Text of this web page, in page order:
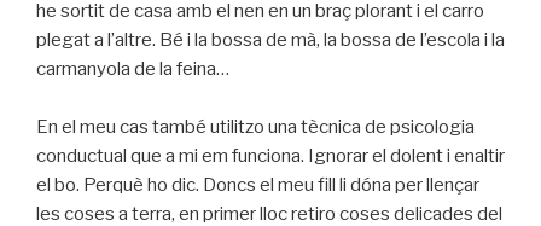
he sortit de casa amb el nen en un braç plorant i el carro
plegat a l’altre. Bé i la bossa de mà, la bossa de l’escola i la
carmanyola de la feina…
En el meu cas també utilitzo una tècnica de psicologia
conductual que a mi em funciona. Ignorar el dolent i enaltir
el bo. Perquè ho dic. Doncs el meu fill li dóna per llençar
les coses a terra, en primer lloc retiro coses delicades del